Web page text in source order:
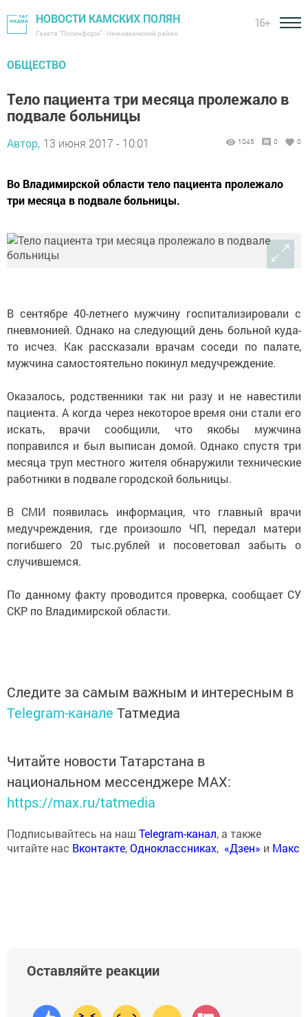
НОВОСТИ КАМСКИХ ПОЛЯН
Газета "Посинформ" - Нижнекамский район
16+
ОБЩЕСТВО
Тело пациента три месяца пролежало в
подвале больницы
Автор, 13 июня 2017 - 10:01 1045 0 0
Во Владимирской области тело пациента пролежало
три месяца в подвале больницы.
В сентябре 40-летнего мужчину госпитализировали с
пневмонией. Однако на следующий день больной куда-
то исчез. Как рассказали врачам соседи по палате,
мужчина самостоятельно покинул медучреждение.
Оказалось, родственники так ни разу и не навестили
пациента. А когда через некоторое время они стали его
искать, врачи сообщили, что якобы мужчина
поправился и был выписан домой. Однако спустя три
месяца труп местного жителя обнаружили технические
работники в подвале городской больницы.
В СМИ появилась информация, что главный врачи
медучреждения, где произошло ЧП, передал матери
погибшего 20 тыс.рублей и посоветовал забыть о
случившемся.
По данному факту проводится проверка, сообщает СУ
СКР по Владимирской области.
Следите за самым важным и интересным в
Telegram-канале Татмедиа
Читайте новости Татарстана в
национальном мессенджере MАХ:
https://max.ru/tatmedia
Подписывайтесь на наш Telegram-канал, а также
читайте нас Вконтакте,Одноклассниках, «Дзен» и Макс
Оставляйте реакции